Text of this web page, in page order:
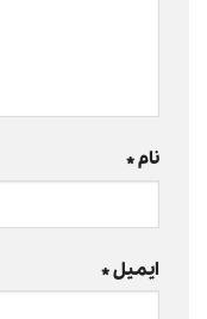
نام*
ایمیل*